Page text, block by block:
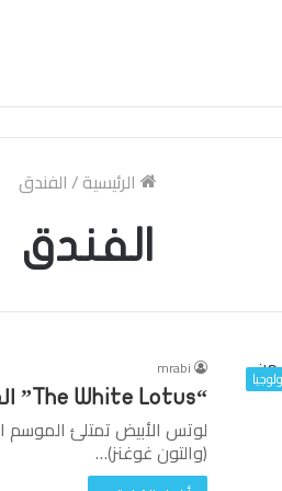
الرئيسية/الفندق
الفندق
mrabi
“The White Lotus” الموسم الثالث ، الحلقة 7 تكشف عن من سرق الفندق
(والتون غوغنز)…